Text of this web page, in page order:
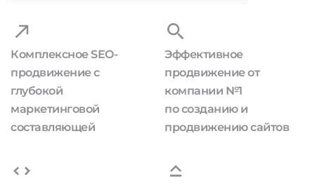
Комплексное SEO-
продвижение с
глубокой
маркетинговой
составляющей
Эффективное
продвижение от
компании №1
по созданию и
продвижению сайтов